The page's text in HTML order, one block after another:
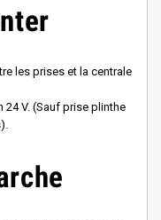
les prises et la centrale
V. (Sauf prise plinthe